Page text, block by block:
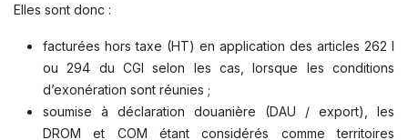
Elles sont donc :
facturées hors taxe (HT) en application des articles 262 I
ou 294 du CGI selon les cas, lorsque les conditions
d’exonération sont réunies ;
soumise à déclaration douanière (DAU / export), les
DROM et COM étant considérés comme territoires